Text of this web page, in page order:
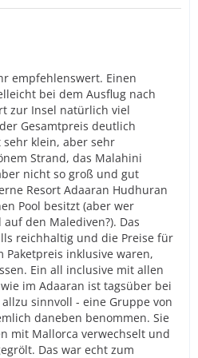
empfehlenswert. Einen
bei dem Ausflug nach
zur Insel natürlich viel
Gesamtpreis deutlich
klein, aber sehr
Strand, das Malahini
nicht so groß und gut
Resort Adaaran Hudhuran
Pool besitzt (aber wer
den Malediven?). Das
reichhaltig und die Preise für
Paketpreis inklusive waren,
Ein all inclusive mit allen
im Adaaran ist tagsüber bei
sinnvoll - eine Gruppe von
daneben benommen. Sie
mit Mallorca verwechselt und
Das war echt zum